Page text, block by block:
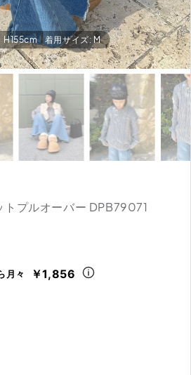
H155cm 着用サイズ: M
トプルオーバー DPB79071
月々 ￥1,856